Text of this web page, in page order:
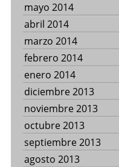
mayo 2014
abril 2014
marzo 2014
febrero 2014
enero 2014
diciembre 2013
noviembre 2013
octubre 2013
septiembre 2013
agosto 2013